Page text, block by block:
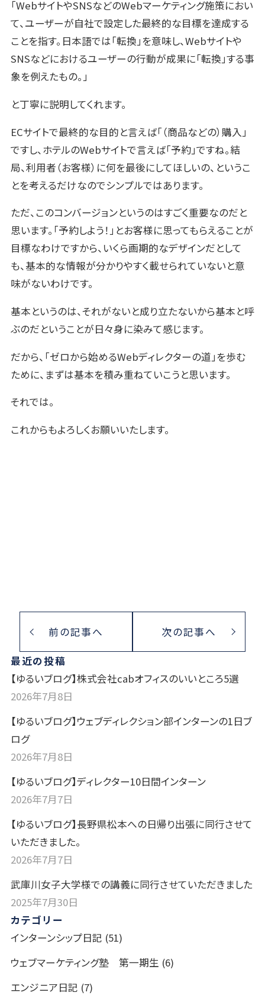
「WebサイトやSNSなどのWebマーケティング施策におい
て、ユーザーが自社で設定した最終的な目標を達成する
ことを指す。 日本語では「転換」を意味し、Webサイトや
SNSなどにおけるユーザーの行動が成果に「転換」する事
象を例えたもの。」
と丁寧に説明してくれます。
ECサイトで最終的な目的と言えば「（商品などの）購入」
ですし、ホテルのWebサイトで言えば「予約」ですね。結
局、利用者（お客様）に何を最後にしてほしいの、というこ
とを考えるだけなのでシンプルではあります。
ただ、このコンバージョンというのはすごく重要なのだと
思います。「予約しよう！」とお客様に思ってもらえることが
目標なわけですから、いくら画期的なデザインだとして
も、基本的な情報が分かりやすく載せられていないと意
味がないわけです。
基本というのは、それがないと成り立たないから基本と呼
ぶのだということが日々身に染みて感じます。
だから、「ゼロから始めるWebディレクターの道」を歩む
ために、まずは基本を積み重ねていこうと思います。
それでは。
これからもよろしくお願いいたします。
前の記事へ 次の記事へ
最近の投稿
【ゆるいブログ】株式会社cabオフィスのいいところ5選
2026年7月8日
【ゆるいブログ】ウェブディレクション部インターンの1日ブ
ログ
2026年7月8日
【ゆるいブログ】ディレクター10日間インターン
2026年7月7日
【ゆるいブログ】長野県松本への日帰り出張に同行させて
いただきました。
2026年7月7日
武庫川女子大学様での講義に同行させていただきました
2025年7月30日
カテゴリー
インターンシップ日記 (51)
ウェブマーケティング塾 第一期生 (6)
エンジニア日記 (7)